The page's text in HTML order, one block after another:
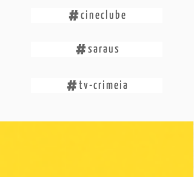
cineclube
saraus
tv-crimeia